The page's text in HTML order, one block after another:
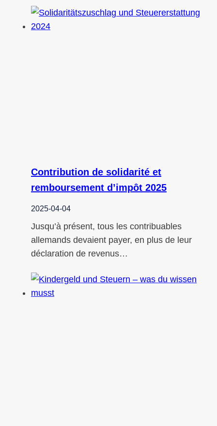
Contribution de solidarité et
remboursement d’impôt 2025
2025-04-04
Jusqu’à présent, tous les contribuables
allemands devaient payer, en plus de leur
déclaration de revenus…